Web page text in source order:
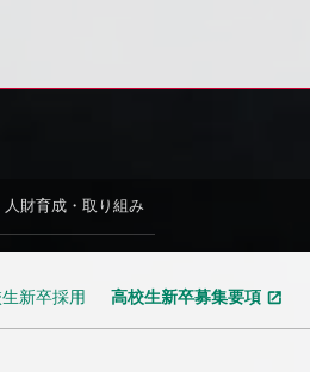
人財育成・取り組み
新卒採用 高校生新卒募集要項